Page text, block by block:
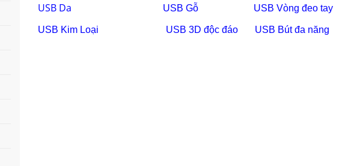
USB Da USB Gỗ USB Vòng đeo tay
USB Kim Loại USB 3D độc đáo USB Bút đa năng